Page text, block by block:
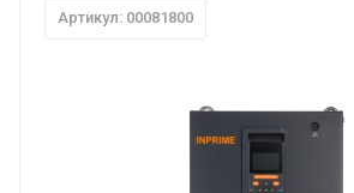
Артикул: 00081800